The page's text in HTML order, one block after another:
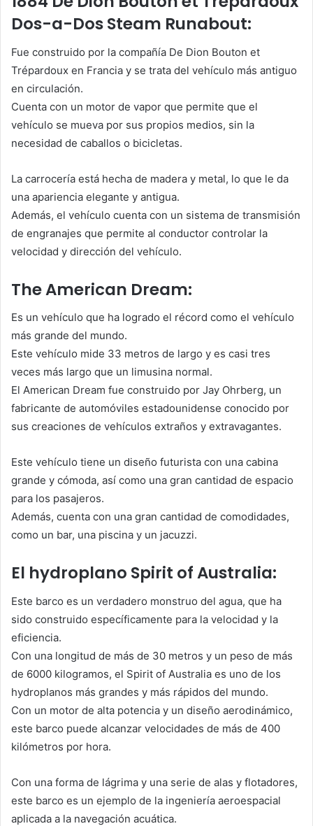
Dos-a-Dos Steam Runabout:
Fue construido por la compañía De Dion Bouton et
Trépardoux en Francia y se trata del vehículo más antiguo
en circulación.
Cuenta con un motor de vapor que permite que el
vehículo se mueva por sus propios medios, sin la
necesidad de caballos o bicicletas.
La carrocería está hecha de madera y metal, lo que le da
una apariencia elegante y antigua.
Además, el vehículo cuenta con un sistema de transmisión
de engranajes que permite al conductor controlar la
velocidad y dirección del vehículo.
The American Dream:
Es un vehículo que ha logrado el récord como el vehículo
más grande del mundo.
Este vehículo mide 33 metros de largo y es casi tres
veces más largo que un limusina normal.
El American Dream fue construido por Jay Ohrberg, un
fabricante de automóviles estadounidense conocido por
sus creaciones de vehículos extraños y extravagantes.
Este vehículo tiene un diseño futurista con una cabina
grande y cómoda, así como una gran cantidad de espacio
para los pasajeros.
Además, cuenta con una gran cantidad de comodidades,
como un bar, una piscina y un jacuzzi.
El hydroplano Spirit of Australia:
Este barco es un verdadero monstruo del agua, que ha
sido construido específicamente para la velocidad y la
eficiencia.
Con una longitud de más de 30 metros y un peso de más
de 6000 kilogramos, el Spirit of Australia es uno de los
hydroplanos más grandes y más rápidos del mundo.
Con un motor de alta potencia y un diseño aerodinámico,
este barco puede alcanzar velocidades de más de 400
kilómetros por hora.
Con una forma de lágrima y una serie de alas y flotadores,
este barco es un ejemplo de la ingeniería aeroespacial
aplicada a la navegación acuática.